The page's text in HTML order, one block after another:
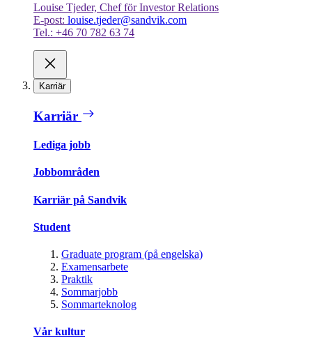
Louise Tjeder, Chef för Investor Relations
E-post: louise.tjeder@sandvik.com
Tel.: +46 70 782 63 74
Karriär
Karriär
Lediga jobb
Jobbområden
Karriär på Sandvik
Student
Graduate program (på engelska)
Examensarbete
Praktik
Sommarjobb
Sommarteknolog
Vår kultur